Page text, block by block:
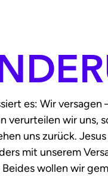
es: Wir versagen
verurteilen wir uns,
uns zurück.
mit unserem
wollen wir